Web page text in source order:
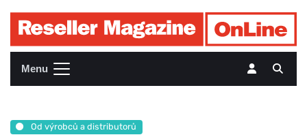
Menu
Od výrobců a distributorů